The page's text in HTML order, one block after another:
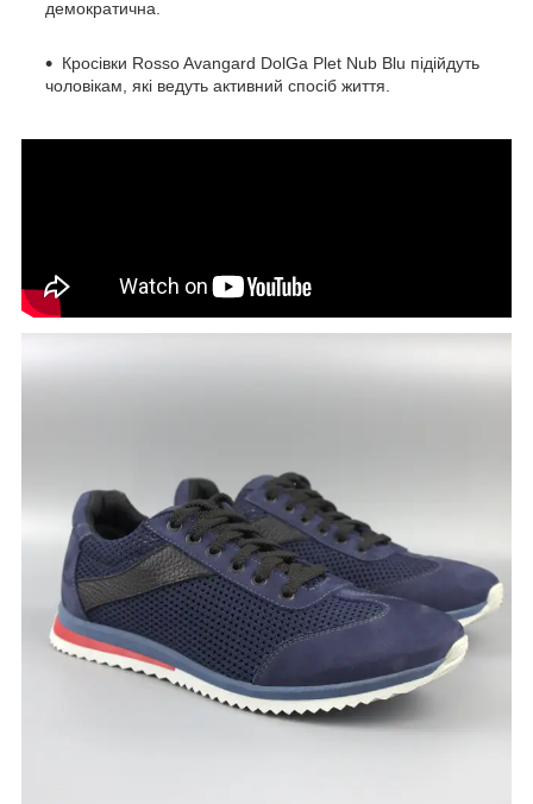
демократична.
Кросівки Rosso Avangard DolGa Plet Nub Blu підійдуть
чоловікам, які ведуть активний спосіб життя.